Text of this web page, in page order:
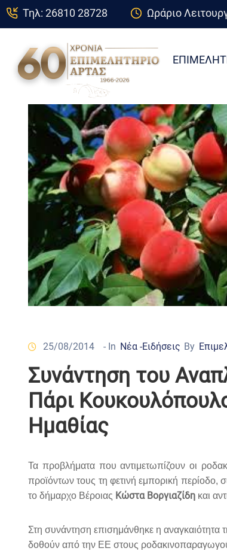
Τηλ: 26810 28728 Ωράριο
25/08/2014 - In Νέα -Ειδήσεις By
Συνάντηση του
Πάρι
Ημαθίας
Τα προβλήματα που αντιμετωπίζουν οι
προϊόντων τους τη φετινή εμπορική
το δήμαρχο Βέροιας Κώστα Βοργιαζίδη και
Στη συνάντηση επισημάνθηκε η
δοθούν από την ΕΕ στους